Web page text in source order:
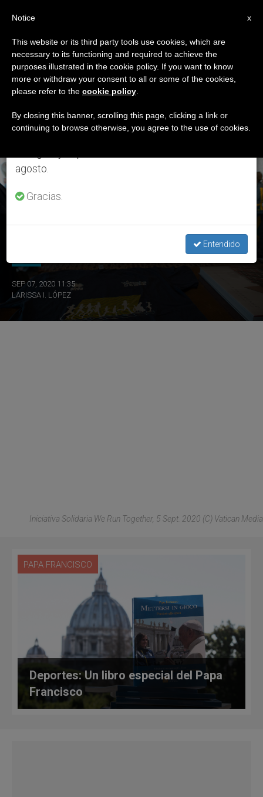
ETIQUETA
Posts Tagged
‘deportistas’
ÚLTIMAS NOTICIAS
SEP 07, 2020 11:35
LARISSA I. LÓPEZ
Iniciativa Solidaria We Run Together, 5 Sept. 2020 (C) Vatican Media
PAPA FRANCISCO
Deportes: Un libro especial del Papa
Francisco
×
Aviso importante
Del 27 de julio al 7 de agosto haremos la pausa
anual, aprovechando que en el periodo de verano
se generan menos informaciones y también el
agosto.
Gracias.
Entendido
x
Notice
This website or its third party tools use cookies, which are
necessary to its functioning and required to achieve the
purposes illustrated in the cookie policy. If you want to know
more or withdraw your consent to all or some of the cookies,
please refer to the cookie policy
By closing this banner, scrolling this page, clicking a link or
continuing to browse otherwise, you agree to the use of cookies.